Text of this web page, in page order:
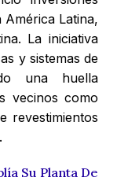
Latina,
La iniciativa
y sistemas de
una huella
vecinos como
revestimientos
Su Planta De